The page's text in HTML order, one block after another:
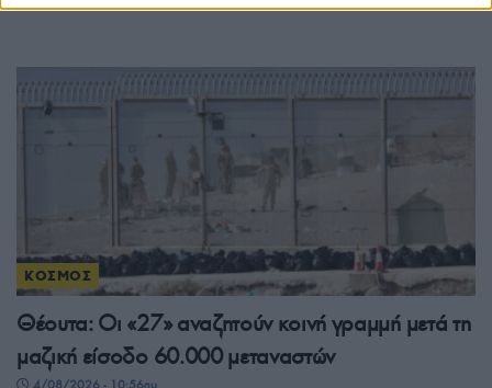
ΚΟΣΜΟΣ
Θέουτα: Οι «27» αναζητούν κοινή γραμμή μετά τη
μαζική είσοδο 60.000 μεταναστών